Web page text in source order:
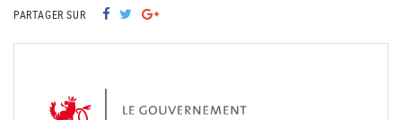
PARTAGER SUR